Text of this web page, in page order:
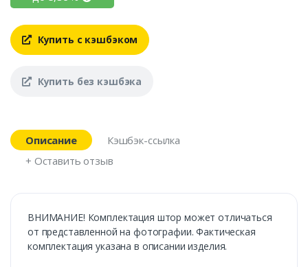
Купить с кэшбэком
Купить без кэшбэка
Описание
Кэшбэк-ссылка
+ Оставить отзыв
ВНИМАНИЕ! Комплектация штор может отличаться
от представленной на фотографии. Фактическая
комплектация указана в описании изделия.